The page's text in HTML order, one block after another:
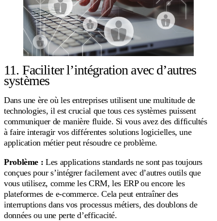
11. Faciliter l’intégration avec d’autres
systèmes
Dans une ère où les entreprises utilisent une multitude de
technologies, il est crucial que tous ces systèmes puissent
communiquer de manière fluide. Si vous avez des difficultés
à faire interagir vos différentes solutions logicielles, une
application métier peut résoudre ce problème.
Problème : Les applications standards ne sont pas toujours
conçues pour s’intégrer facilement avec d’autres outils que
vous utilisez, comme les CRM, les ERP ou encore les
plateformes de e-commerce. Cela peut entraîner des
interruptions dans vos processus métiers, des doublons de
données ou une perte d’efficacité.